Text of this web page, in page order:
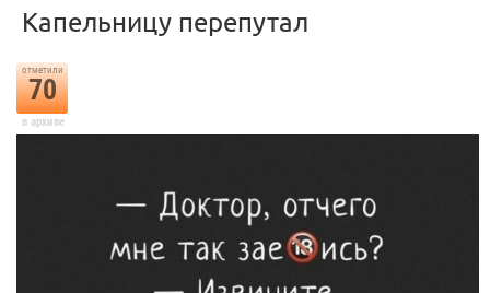
Капельницу перепутал
отметили
70
в архиве